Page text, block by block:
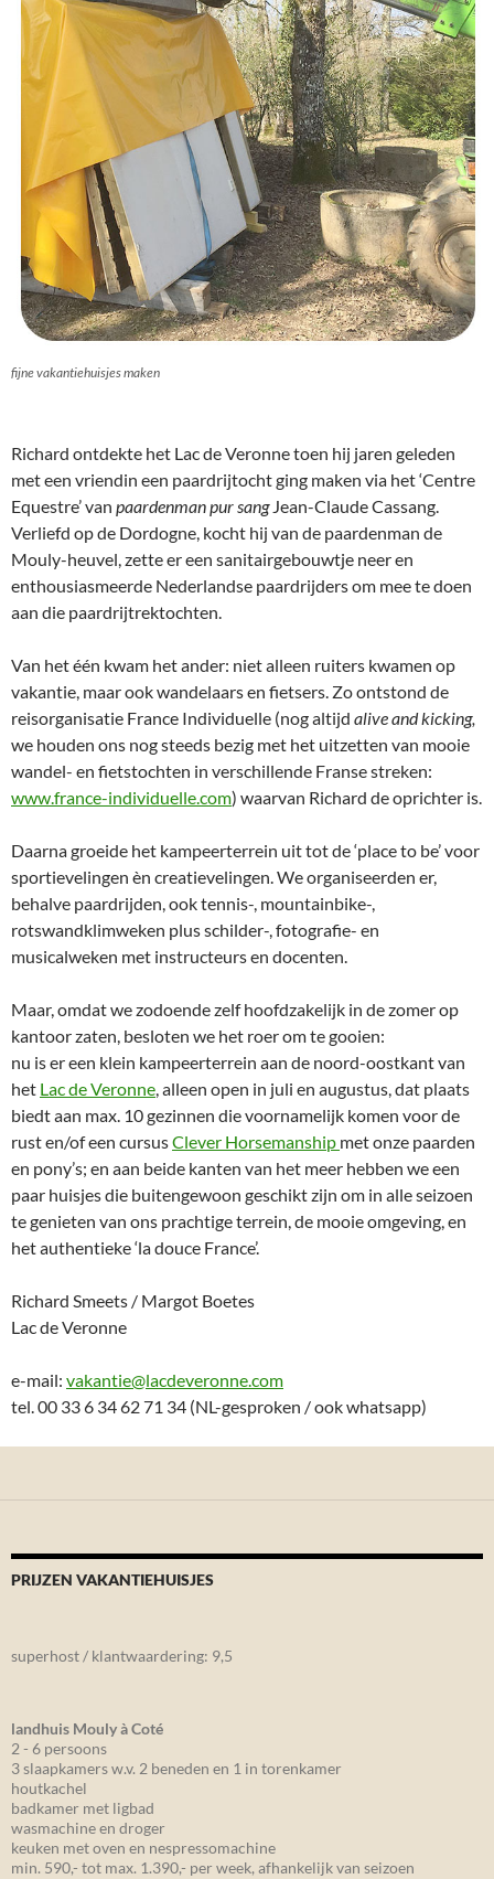
fijne vakantiehuisjes maken
Richard ontdekte het Lac de Veronne toen hij jaren geleden
met een vriendin een paardrijtocht ging maken via het ‘Centre
Equestre’ van paardenman pur sang Jean-Claude Cassang.
Verliefd op de Dordogne, kocht hij van de paardenman de
Mouly-heuvel, zette er een sanitairgebouwtje neer en
enthousiasmeerde Nederlandse paardrijders om mee te doen
aan die paardrijtrektochten.
Van het één kwam het ander: niet alleen ruiters kwamen op
vakantie, maar ook wandelaars en fietsers. Zo ontstond de
reisorganisatie France Individuelle (nog altijd alive and kicking,
we houden ons nog steeds bezig met het uitzetten van mooie
wandel- en fietstochten in verschillende Franse streken:
www.france-individuelle.com) waarvan Richard de oprichter is.
Daarna groeide het kampeerterrein uit tot de ‘place to be’ voor
sportievelingen èn creatievelingen. We organiseerden er,
behalve paardrijden, ook tennis-, mountainbike-,
rotswandklimweken plus schilder-, fotografie- en
musicalweken met instructeurs en docenten.
Maar, omdat we zodoende zelf hoofdzakelijk in de zomer op
kantoor zaten, besloten we het roer om te gooien:
nu is er een klein kampeerterrein aan de noord-oostkant van
het Lac de Veronne , alleen open in juli en augustus, dat plaats
biedt aan max. 10 gezinnen die voornamelijk komen voor de
rust en/of een cursusClever Horsemanship met onze paarden
en pony’s; en aan beide kanten van het meer hebben we een
paar huisjes die buitengewoon geschikt zijn om in alle seizoen
te genieten van ons prachtige terrein, de mooie omgeving, en
het authentieke ‘la douce France’.
Richard Smeets / Margot Boetes
Lac de Veronne
e-mail: vakantie@lacdeveronne.com
tel. 00 33 6 34 62 71 34 (NL-gesproken / ook whatsapp)
PRIJZEN VAKANTIEHUISJES
superhost / klantwaardering: 9,5
landhuis Mouly à Coté
2 - 6 persoons
3 slaapkamers w.v. 2 beneden en 1 in torenkamer
houtkachel
badkamer met ligbad
wasmachine en droger
keuken met oven en nespressomachine
min. 590,- tot max. 1.390,- per week, afhankelijk van seizoen